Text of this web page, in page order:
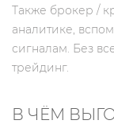
Также брокер /
аналитике,
сигналам. Без
трейдинг.
В ЧЁМ